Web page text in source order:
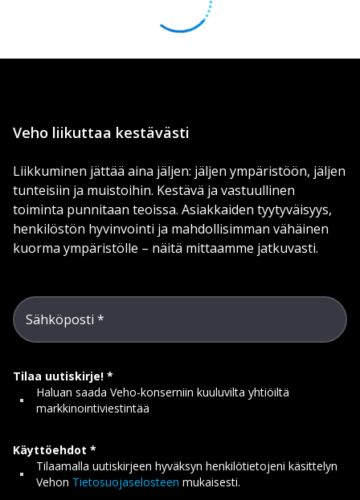
Veho liikuttaa kestävästi
Liikkuminen jättää aina jäljen: jäljen ympäristöön, jäljen
tunteisiin ja muistoihin. Kestävä ja vastuullinen
toiminta punnitaan teoissa. Asiakkaiden tyytyväisyys,
henkilöstön hyvinvointi ja mahdollisimman vähäinen
kuorma ympäristölle – näitä mittaamme jatkuvasti.
Sähköposti
Tilaa uutiskirje!
Haluan saada Veho-konserniin kuuluvilta yhtiöiltä
markkinointiviestintää
Käyttöehdot
Tilaamalla uutiskirjeen hyväksyn henkilötietojeni käsittelyn
Vehon Tietosuojaselosteen mukaisesti.